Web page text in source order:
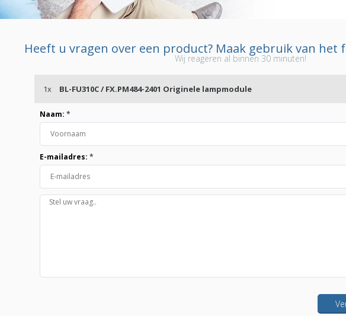
Heeft u vragen over een product? Maak gebruik van
Wij reageren al binnen 30 minuten!
1x BL-FU310C / FX.PM484-2401 Originele lampmodule
Naam: *
E-mailadres: *